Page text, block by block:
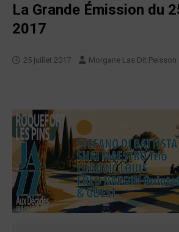
La Grande Émission du
2017
25 juillet 2017 Morgane Las Dit Peisson